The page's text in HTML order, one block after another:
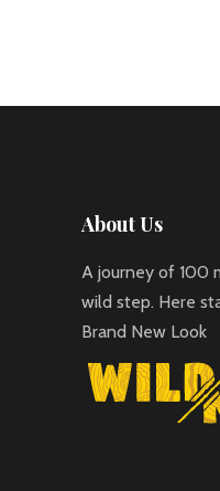
About Us
A journey of 100
wild step. Here
Brand New Look